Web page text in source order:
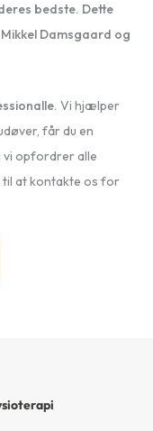
bedste. Dette
Damsgaard og
Vi hjælper
får du en
vi opfordrer alle
at kontakte os for